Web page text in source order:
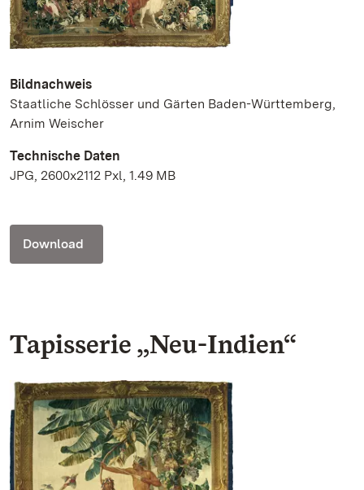
Bildnachweis
Staatliche Schlösser und Gärten Baden-Württemberg,
Arnim Weischer
Technische Daten
JPG, 2600x2112 Pxl, 1.49 MB
Download
Tapisserie „Neu-Indien“